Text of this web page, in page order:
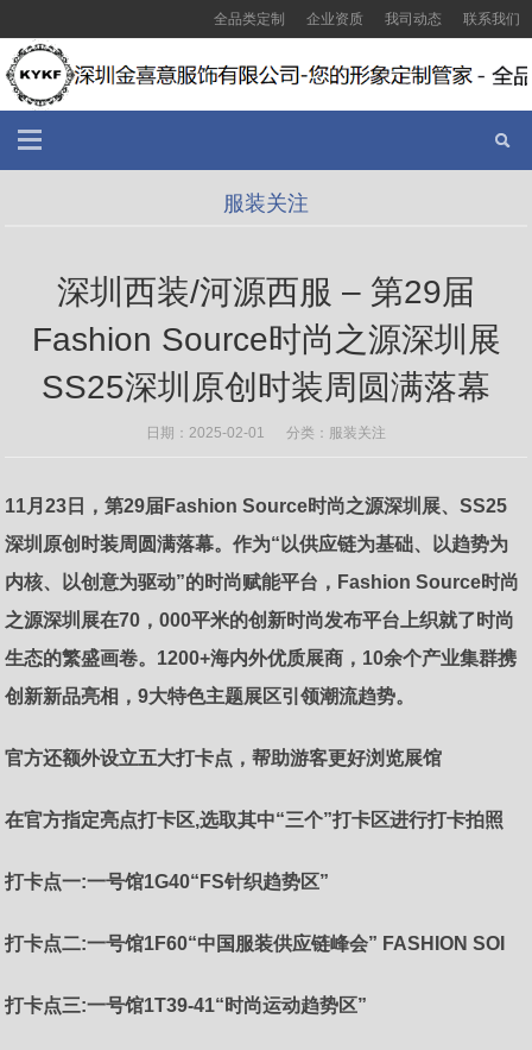
全品类定制 企业资质 我司动态 联系我们
服装关注
深圳西装/河源西服 – 第29届
Fashion Source时尚之源深圳展
SS25深圳原创时装周圆满落幕
日期：2025-02-01 分类： 服装关注
11月23日，第29届Fashion Source时尚之源深圳展、SS25
深圳原创时装周圆满落幕。作为“以供应链为基础、以趋势为
内核、以创意为驱动”的时尚赋能平台，Fashion Source时尚
之源深圳展在70，000平米的创新时尚发布平台上织就了时尚
生态的繁盛画卷。1200+海内外优质展商，10余个产业集群携
创新新品亮相，9大特色主题展区引领潮流趋势。
官方还额外设立五大打卡点，帮助游客更好浏览展馆
在官方指定亮点打卡区,选取其中“三个”打卡区进行打卡拍照
打卡点一:一号馆1G40“FS针织趋势区”
打卡点二:一号馆1F60“中国服装供应链峰会” FASHION SOI
打卡点三:一号馆1T39-41“时尚运动趋势区”